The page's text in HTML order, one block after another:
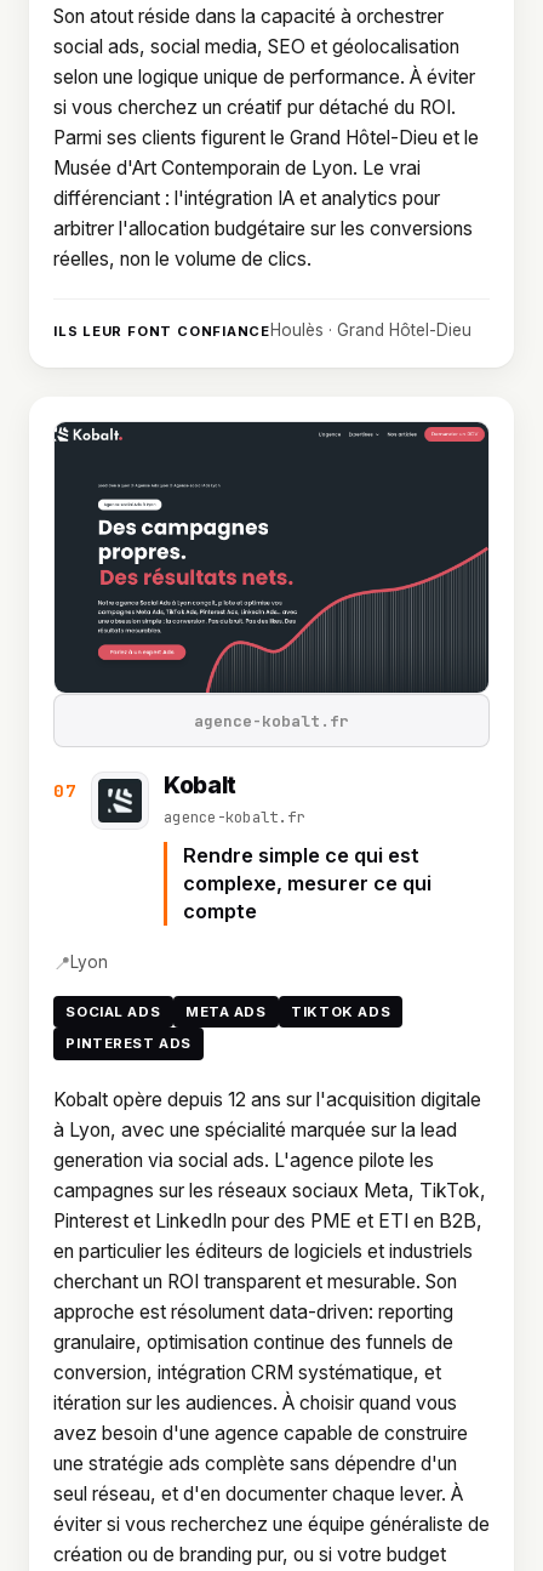
Son atout réside dans la capacité à orchestrer
social ads, social media, SEO et géolocalisation
selon une logique unique de performance. À éviter
si vous cherchez un créatif pur détaché du ROI.
Parmi ses clients figurent le Grand Hôtel-Dieu et le
Musée d'Art Contemporain de Lyon. Le vrai
différenciant : l'intégration IA et analytics pour
arbitrer l'allocation budgétaire sur les conversions
réelles, non le volume de clics.
ILS LEUR FONT CONFIANCE Houlès · Grand Hôtel-Dieu
07 Kobalt
agence-kobalt.fr
Rendre simple ce qui est
complexe, mesurer ce qui
compte
📍Lyon
SOCIAL ADS META ADS
TIKTOK ADS
PINTEREST ADS
Kobalt opère depuis 12 ans sur l'acquisition digitale
à Lyon, avec une spécialité marquée sur la lead
generation via social ads. L'agence pilote les
campagnes sur les réseaux sociaux Meta, TikTok,
Pinterest et LinkedIn pour des PME et ETI en B2B,
en particulier les éditeurs de logiciels et industriels
cherchant un ROI transparent et mesurable. Son
approche est résolument data-driven: reporting
granulaire, optimisation continue des funnels de
conversion, intégration CRM systématique, et
itération sur les audiences. À choisir quand vous
avez besoin d'une agence capable de construire
une stratégie ads complète sans dépendre d'un
seul réseau, et d'en documenter chaque lever. À
éviter si vous recherchez une équipe généraliste de
création ou de branding pur, ou si votre budget
agence-kobalt.fr